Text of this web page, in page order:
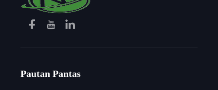
Pautan Pantas